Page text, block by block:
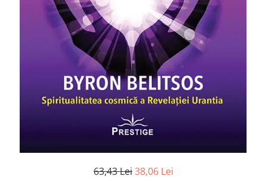
ReConnect
ScienceConnection
SelfConnect
Sanatate
63,43 Lei38,06 Lei